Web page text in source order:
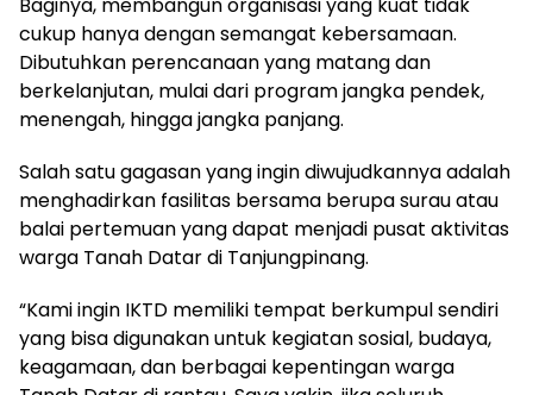
Baginya, membangun organisasi yang kuat tidak
cukup hanya dengan semangat kebersamaan.
Dibutuhkan perencanaan yang matang dan
berkelanjutan, mulai dari program jangka pendek,
menengah, hingga jangka panjang.
Salah satu gagasan yang ingin diwujudkannya adalah
menghadirkan fasilitas bersama berupa surau atau
balai pertemuan yang dapat menjadi pusat aktivitas
warga Tanah Datar di Tanjungpinang.
“Kami ingin IKTD memiliki tempat berkumpul sendiri
yang bisa digunakan untuk kegiatan sosial, budaya,
keagamaan, dan berbagai kepentingan warga